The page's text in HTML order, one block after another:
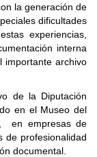
la generación de
dificultades
experiencias,
interna
importante archivo
de la Diputación
en el Museo del
en empresas de
de profesionalidad
documental.